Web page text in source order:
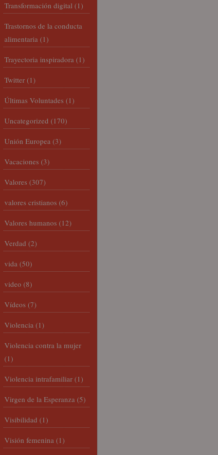
Transformación digital (1)
Trastornos de la conducta
alimentaria (1)
Trayectoria inspiradora (1)
Twitter (1)
Últimas Voluntades (1)
Uncategorized (170)
Unión Europea (3)
Vacaciones (3)
Valores (307)
valores cristianos (6)
Valores humanos (12)
Verdad (2)
vida (50)
video (8)
Vídeos (7)
Violencia (1)
Violencia contra la mujer
(1)
Violencia intrafamiliar (1)
Virgen de la Esperanza (5)
Visibilidad (1)
Visión femenina (1)